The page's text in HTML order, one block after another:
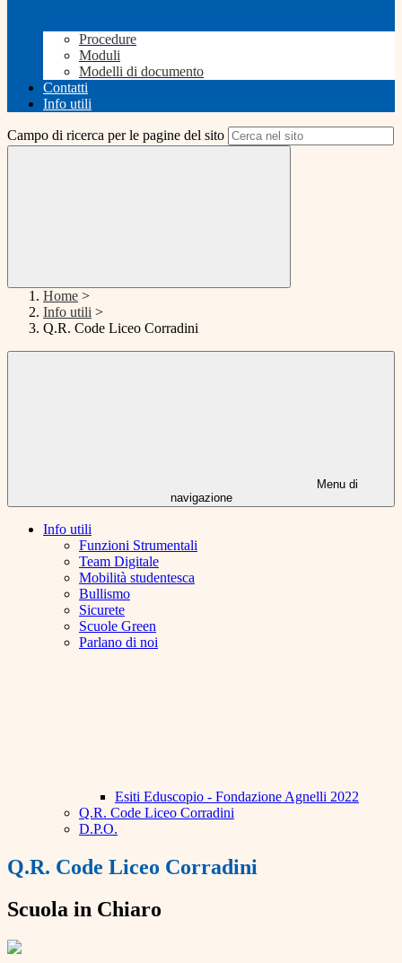
Procedure
Moduli
Modelli di documento
Contatti
Info utili
Campo di ricerca per le pagine del sito
Home >
Info utili >
Q.R. Code Liceo Corradini
Menu di
navigazione
Info utili
Funzioni Strumentali
Team Digitale
Mobilità studentesca
Bullismo
Sicurete
Scuole Green
Parlano di noi
Esiti Eduscopio - Fondazione Agnelli 2022
Q.R. Code Liceo Corradini
D.P.O.
Q.R. Code Liceo Corradini
Scuola in Chiaro